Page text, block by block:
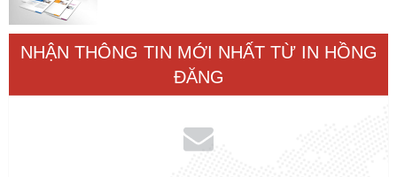
NHẬN THÔNG TIN MỚI NHẤT TỪ IN HỒNG
ĐĂNG